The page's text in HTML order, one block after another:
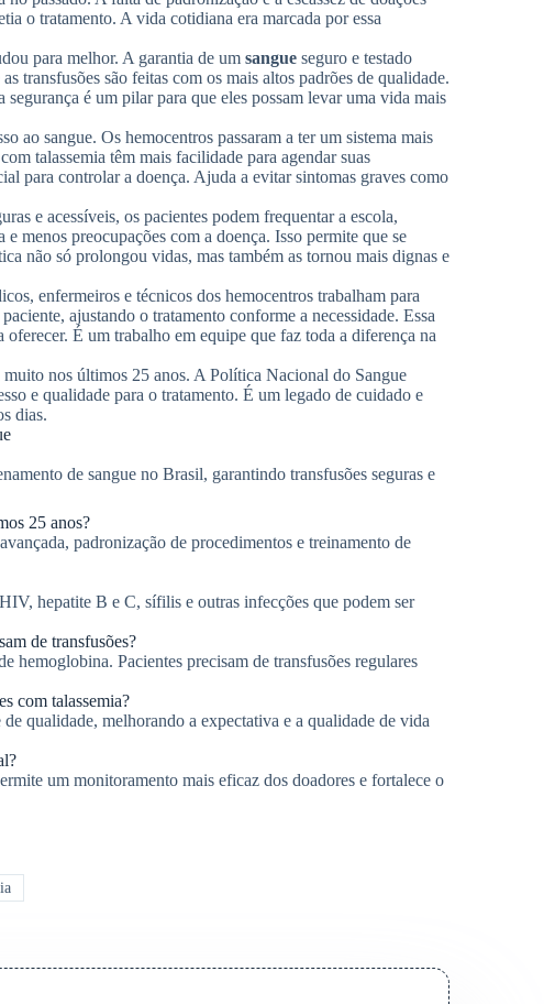
o tratamento. A vida cotidiana era marcada por essa
para melhor. A garantia de um sangue seguro e testado
transfusões são feitas com os mais altos padrões de qualidade.
é um pilar para que eles possam levar uma vida mais
ao sangue. Os hemocentros passaram a ter um sistema mais
talassemia têm mais facilidade para agendar suas
para controlar a doença. Ajuda a evitar sintomas graves como
e acessíveis, os pacientes podem frequentar a escola,
menos preocupações com a doença. Isso permite que se
não só prolongou vidas, mas também as tornou mais dignas e
enfermeiros e técnicos dos hemocentros trabalham para
ajustando o tratamento conforme a necessidade. Essa
É um trabalho em equipe que faz toda a diferença na
nos últimos 25 anos. A Política Nacional do Sangue
e qualidade para o tratamento. É um legado de cuidado e
dias.
de sangue no Brasil, garantindo transfusões seguras e
25 anos?
padronização de procedimentos e treinamento de
hepatite B e C, sífilis e outras infecções que podem ser
de transfusões?
hemoglobina. Pacientes precisam de transfusões regulares
com talassemia?
qualidade, melhorando a expectativa e a qualidade de vida
um monitoramento mais eficaz dos doadores e fortalece o